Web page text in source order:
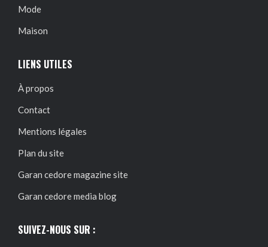
Mode
Maison
LIENS UTILES
À propos
Contact
Mentions légales
Plan du site
Garan cedore magazine site
Garan cedore media blog
SUIVEZ-NOUS SUR :